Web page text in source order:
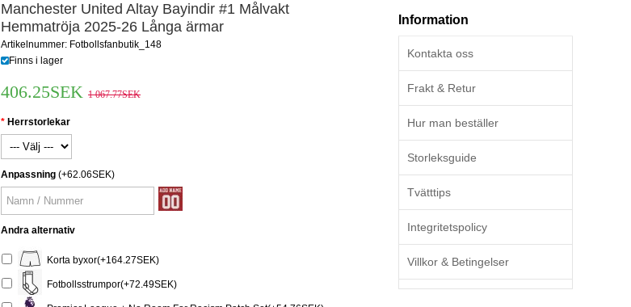
Manchester United Altay Bayindir #1 Målvakt
Hemmatröja 2025-26 Långa ärmar
Artikelnummer: Fotbollsfanbutik_148
Finns i lager
406.25SEK 1 067.77SEK
Herrstorlekar
Anpassning (+62.06SEK)
Andra alternativ
Korta byxor(+164.27SEK)
Fotbollsstrumpor(+72.49SEK)
Information
Kontakta oss
Frakt & Retur
Hur man beställer
Storleksguide
Tvätttips
Integritetspolicy
Villkor & Betingelser